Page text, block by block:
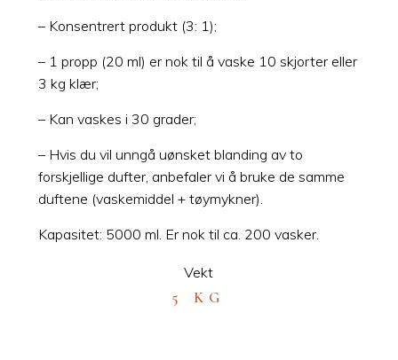
– Konsentrert produkt (3: 1);
– 1 propp (20 ml) er nok til å vaske 10 skjorter eller
3 kg klær;
– Kan vaskes i 30 grader;
– Hvis du vil unngå uønsket blanding av to
forskjellige dufter, anbefaler vi å bruke de samme
duftene (vaskemiddel + tøymykner).
Kapasitet: 5000 ml. Er nok til ca. 200 vasker.
Vekt
5 KG